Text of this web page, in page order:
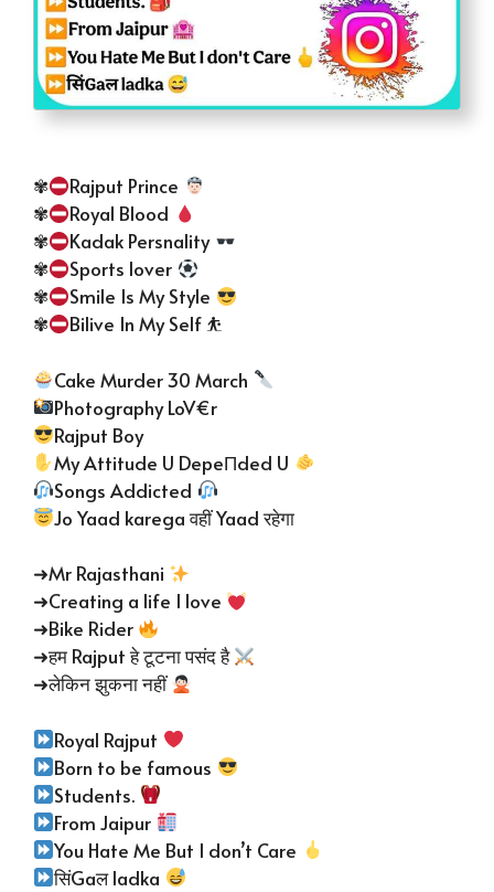
✾
Rajput Prince
✾
Royal Blood
✾
Kadak Persnality
✾
Sports lover
✾
Smile Is My Style
✾
Bilive In My Self ⛹
Cake Murder 30 March
Photography LoV€r
Rajput Boy
My Attitude U DepeΠded U
Songs Addicted
Jo Yaad karega वहीं Yaad रहेगा
➜Mr Rajasthani
➜Creating a life I love
➜Bike Rider
➜हम Rajput हे टूटना पसंद है
➜लेकिन झुकना नहीं
Royal Rajput
Born to be famous
Students.
From Jaipur
You Hate Me But I don’t Care
सिंGaल ladka